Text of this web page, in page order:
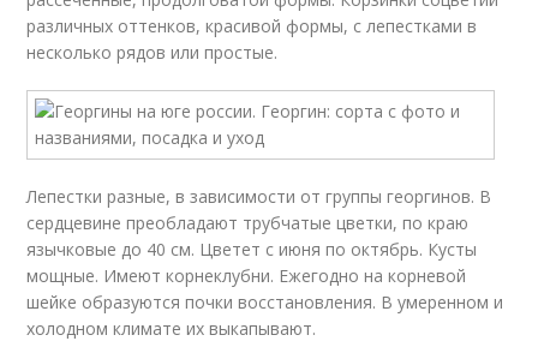
различных оттенков, красивой формы, с лепестками в
несколько рядов или простые.
Лепестки разные, в зависимости от группы георгинов. В
сердцевине преобладают трубчатые цветки, по краю
язычковые до 40 см. Цветет с июня по октябрь. Кусты
мощные. Имеют корнеклубни. Ежегодно на корневой
шейке образуются почки восстановления. В умеренном и
холодном климате их выкапывают.